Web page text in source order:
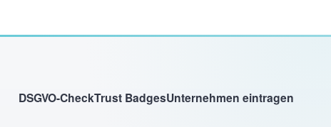
DSGVO-CheckTrust BadgesUnternehmen eintragen